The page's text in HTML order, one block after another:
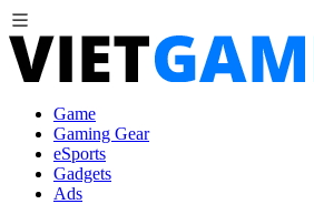
Game
Gaming Gear
eSports
Gadgets
Ads